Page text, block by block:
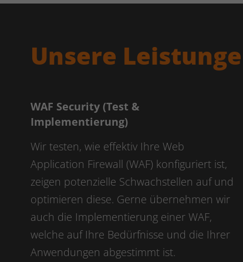
Unsere
WAF Security (Test &
Implementierung)
Wir testen, wie effektiv Ihre Web
Application Firewall (WAF) konfiguriert ist,
zeigen potenzielle Schwachstellen auf und
optimieren diese. Gerne übernehmen wir
auch die Implementierung einer WAF,
welche auf Ihre Bedürfnisse und die Ihrer
Anwendungen abgestimmt ist.